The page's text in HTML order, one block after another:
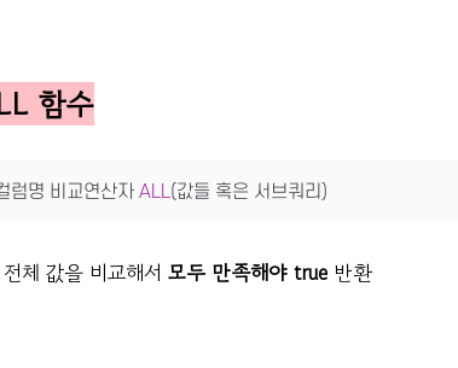
함수
럼명 비교연산자 ALL(값들 혹은 서브쿼리)
전체 값을 비교해서 모두 만족해야 true반환